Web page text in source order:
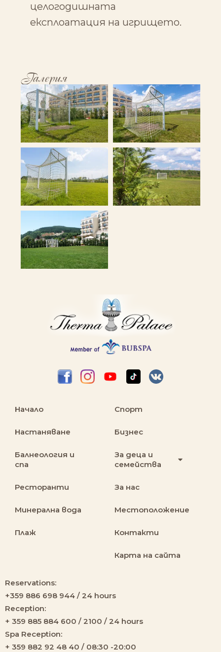
целогодишната
експлоaтация на игрището.
Галерия
Начало
Настаняване
Балнеология и
спа
Ресторанти
Минерална вода
Плаж
Спорт
Бизнес
За деца и
семейства
За нас
Местоположение
Контакти
Карта на сайта
Reservations:
+359 886 698 944 / 24 hours
Reception:
+ 359 885 884 600 / 2100 / 24 hours
Spa Reception:
+ 359 882 92 48 40 / 08:30 -20:00